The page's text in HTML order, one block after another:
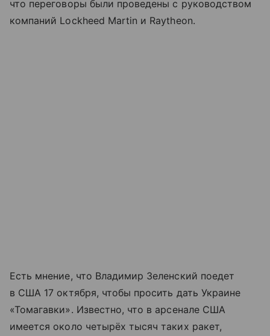
что переговоры были проведены с руководством
компаний Lockheed Martin и Raytheon.
Есть мнение, что Владимир Зеленский поедет
в США 17 октября, чтобы просить дать Украине
«Томагавки». Известно, что в арсенале США
имеется около четырёх тысяч таких ракет,